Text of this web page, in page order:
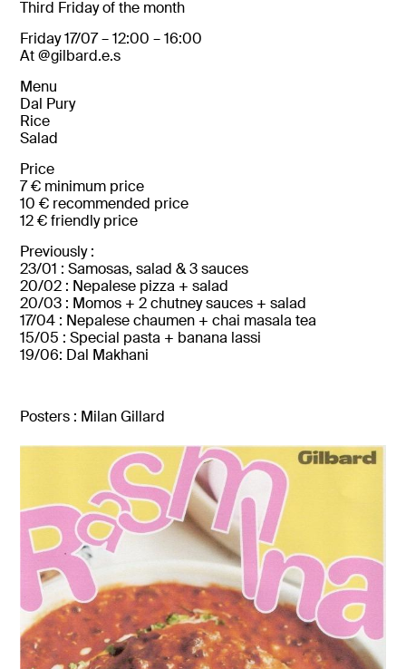
Third
Fridayofthe month
Friday 17/07 –12:00 –16:00
At @gilbard.e.s
Menu
Dal Pury
Rice
Salad
Price
7 € minimum price
10 € recommended price
12 €friendly price
Previously :
23/01 :Samosas,salad &3sauces
20/02 : Nepalese pizza +salad
20/03 : Momos + 2 chutney sauces + salad
17/04 : Nepalese chaumen + chai masala tea
15/05 : Special pasta + banana lassi
19/06: Dal Makhani
Posters : Milan Gillard